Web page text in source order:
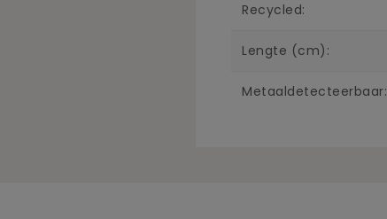
Recycled:
Lengte (cm):
Metaaldetecteerbaar: